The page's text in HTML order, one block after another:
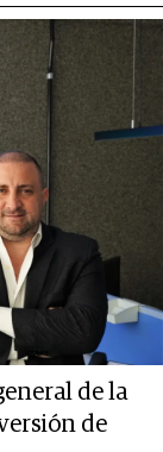
de la
de